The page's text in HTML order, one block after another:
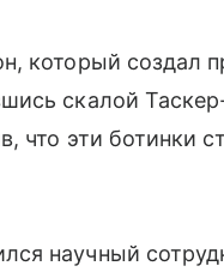
который создал
скалой
что эти ботинки
научный